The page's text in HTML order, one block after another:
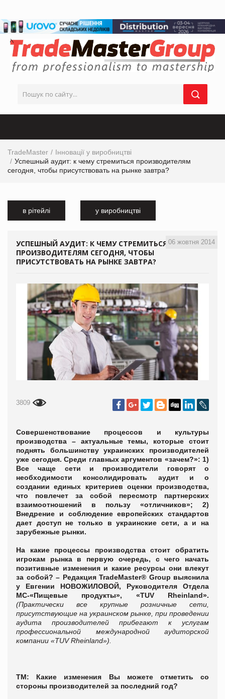
TradeMaster
Інновації у виробництві
Успешный аудит: к чему стремиться производителям
сегодня, чтобы присутствовать на рынке завтра?
в рітейлі у виробництві
06 жовтня 2014
УСПЕШНЫЙ АУДИТ: К ЧЕМУ СТРЕМИТЬСЯ
ПРОИЗВОДИТЕЛЯМ СЕГОДНЯ, ЧТОБЫ
ПРИСУТСТВОВАТЬ НА РЫНКЕ ЗАВТРА?
3809
Совершенствование процессов и культуры
производства – актуальные темы, которые стоит
поднять большинству украинских производителей
уже сегодня. Среди главных аргументов «зачем?»: 1)
Все чаще сети и производители говорят о
необходимости консолидировать аудит и о
создании единых критериев оценки производства,
что повлечет за собой пересмотр партнерских
взаимоотношений в пользу «отличников»; 2)
Внедрение и соблюдение европейских стандартов
дает доступ не только в украинские сети, а и на
зарубежные рынки.
На какие процессы производства стоит обратить
игрокам рынка в первую очередь, с чего начать
позитивные изменения и какие ресурсы они влекут
за собой? – Редакция TradeMaster® Group выяснила
у Евгении НОВОЖИЛОВОЙ, Руководителя Отдела
МС-«Пищевые продукты», «TUV Rheinland».
(Практически все крупные розничные сети,
присутствующие на украинском рынке, при проведении
аудита производителей прибегают к услугам
профессиональной международной аудиторской
компании «TUV Rheinland»).
ТМ: Какие изменения Вы можете отметить со
стороны производителей за последний год?